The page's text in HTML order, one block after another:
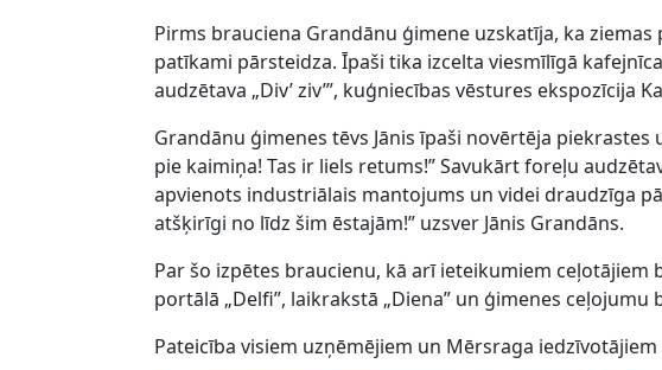
Pirms brauciena Grandānu ģimene uzskatīja, ka
patīkami pārsteidza. Īpaši tika izcelta viesmīlīgā
audzētava „Div’ ziv’”, kuģniecības vēstures ekspozīcija
Grandānu ģimenes tēvs Jānis īpaši novērtēja
pie kaimiņa! Tas ir liels retums!” Savukārt foreļu
apvienots industriālais mantojums un videi draudzīga
atšķirīgi no līdz šim ēstajām!” uzsver Jānis Grandāns.
Par šo izpētes braucienu, kā arī ieteikumiem
portālā „Delfi”, laikrakstā „Diena” un ģimenes ceļojumu
Pateicība visiem uzņēmējiem un Mērsraga